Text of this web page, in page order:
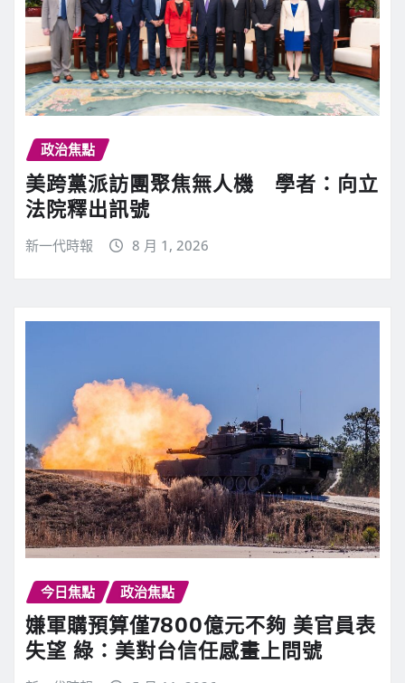
政治焦點
美跨黨派訪團聚焦無人機 學者：向立
法院釋出訊號
新一代時報 8 月 1, 2026
今日焦點 政治焦點
嫌軍購預算僅7800億元不夠 美官員表
失望 綠：美對台信任感畫上問號